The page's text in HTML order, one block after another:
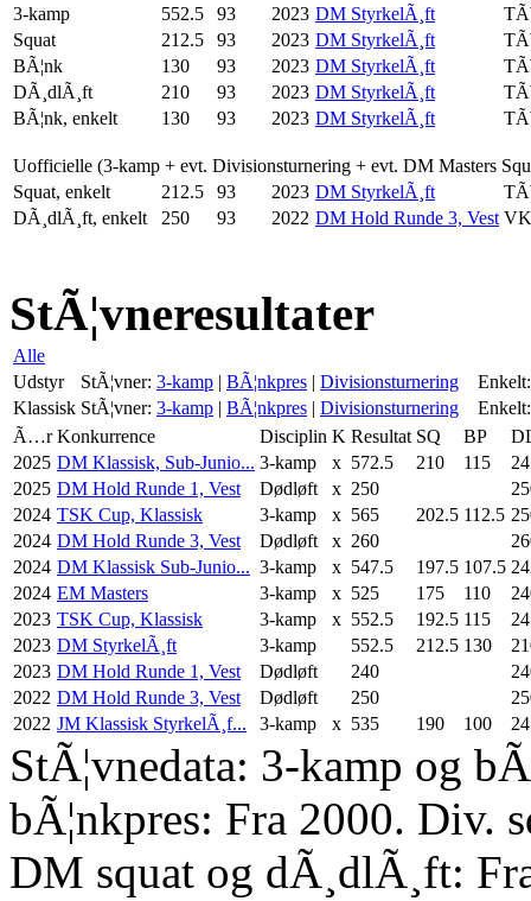
3-kamp
552.5 93 2023 DM StyrkelÃ¸ft
Squat
212.5 93 2023 DM StyrkelÃ¸ft
BÃ¦nk
130 93 2023 DM StyrkelÃ¸ft
DÃ¸dlÃ¸ft
210 93 2023 DM StyrkelÃ¸ft
BÃ¦nk, enkelt
130 93 2023 DM StyrkelÃ¸ft
Uofficielle (3-kamp + evt. Divisionsturnering + evt. DM Masters
Squat, enkelt
212.5 93 2023 DM StyrkelÃ¸ft
DÃ¸dlÃ¸ft, enkelt
250 93 2022 DM Hold Runde 3, Vest
StÃ¦vneresultater
Alle
Udstyr
StÃ¦vner: 3-kamp | BÃ¦nkpres | Divisionsturnering
Enkelt:
Klassisk StÃ¦vner: 3-kamp | BÃ¦nkpres | Divisionsturnering
Enkelt:
Ã…r Konkurrence Disciplin K Resultat SQ BP
2025 DM Klassisk, Sub-Junio... 3-kamp x 572.5 210 115
2025 DM Hold Runde 1, Vest Dødløft x 250
2024 TSK Cup, Klassisk 3-kamp x 565 202.5 112.5
2024 DM Hold Runde 3, Vest Dødløft x 260
2024 DM Klassisk Sub-Junio... 3-kamp x 547.5 197.5 107.5
2024 EM Masters 3-kamp x 525 175 110
2023 TSK Cup, Klassisk 3-kamp x 552.5 192.5 115
2023 DM StyrkelÃ¸ft 3-kamp 552.5 212.5 130
2023 DM Hold Runde 1, Vest Dødløft 240
2022 DM Hold Runde 3, Vest Dødløft 250
2022 JM Klassisk StyrkelÃ¸f... 3-kamp x 535 190 100
StÃ¦vnedata: 3-kamp og
bÃ¦nkpres: Fra 2000. Div.
DM squat og dÃ¸dlÃ¸ft: